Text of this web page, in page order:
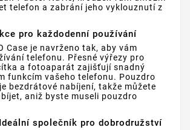
telefon a zabrání jeho vyklouznutí z
pro každodenní používání
Case je navrženo tak, aby vám
telefonu. Přesné výřezy pro
a fotoaparát zajišťují snadný
funkcím vašeho telefonu. Pouzdro
bezdrátové nabíjení, takže můžete
aniž byste museli pouzdro
společník pro dobrodružství